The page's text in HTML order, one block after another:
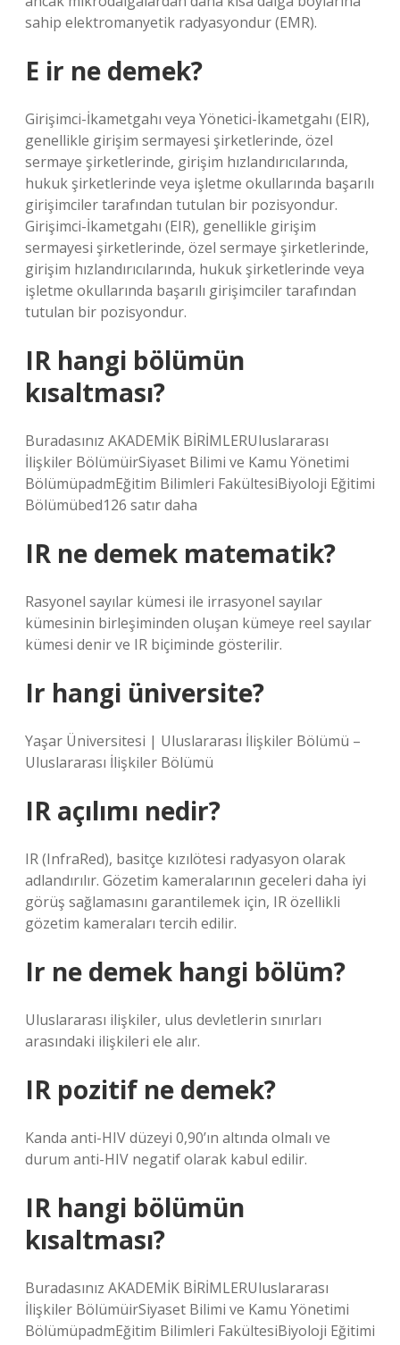
sahip elektromanyetik radyasyondur (EMR).
E ir ne demek?
Girişimci-İkametgahı veya Yönetici-İkametgahı (EIR),
genellikle girişim sermayesi şirketlerinde, özel
sermaye şirketlerinde, girişim hızlandırıcılarında,
hukuk şirketlerinde veya işletme okullarında başarılı
girişimciler tarafından tutulan bir pozisyondur.
Girişimci-İkametgahı (EIR), genellikle girişim
sermayesi şirketlerinde, özel sermaye şirketlerinde,
girişim hızlandırıcılarında, hukuk şirketlerinde veya
işletme okullarında başarılı girişimciler tarafından
tutulan bir pozisyondur.
IR hangi bölümün
kısaltması?
Buradasınız AKADEMİK BİRİMLERUluslararası
İlişkiler BölümüirSiyaset Bilimi ve Kamu Yönetimi
BölümüpadmEğitim Bilimleri FakültesiBiyoloji Eğitimi
Bölümübed126 satır daha
IR ne demek matematik?
Rasyonel sayılar kümesi ile irrasyonel sayılar
kümesinin birleşiminden oluşan kümeye reel sayılar
kümesi denir ve IR biçiminde gösterilir.
Ir hangi üniversite?
Yaşar Üniversitesi | Uluslararası İlişkiler Bölümü –
Uluslararası İlişkiler Bölümü
IR açılımı nedir?
IR (InfraRed), basitçe kızılötesi radyasyon olarak
adlandırılır. Gözetim kameralarının geceleri daha iyi
görüş sağlamasını garantilemek için, IR özellikli
gözetim kameraları tercih edilir.
Ir ne demek hangi bölüm?
Uluslararası ilişkiler, ulus devletlerin sınırları
arasındaki ilişkileri ele alır.
IR pozitif ne demek?
Kanda anti-HIV düzeyi 0,90’ın altında olmalı ve
durum anti-HIV negatif olarak kabul edilir.
IR hangi bölümün
kısaltması?
Buradasınız AKADEMİK BİRİMLERUluslararası
İlişkiler BölümüirSiyaset Bilimi ve Kamu Yönetimi
BölümüpadmEğitim Bilimleri FakültesiBiyoloji Eğitimi